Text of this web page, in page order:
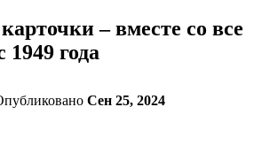
– вместе со все
года
Сен 25, 2024